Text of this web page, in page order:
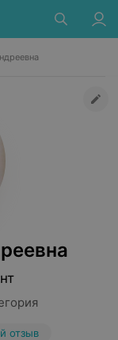
отзыв